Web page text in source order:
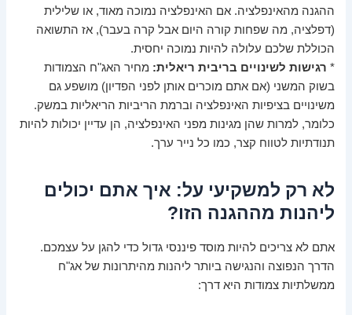
ההגנה מהאינפלציה. אם האינפלציה נמוכה מאוד, או שלילית
(דפלציה, מה שפחות קורה היום אבל קרה בעבר), אז התשואה
הכוללת שלכם עלולה להיות נמוכה יחסית.
* רגישות לשינויים בריבית ריאלית: מחיר האג"ח הצמודות
בשוק המשני (אם אתם מוכרים אותן לפני הפדיון) מושפע גם
משינויים בציפיות האינפלציה וברמת הריביות הריאליות במשק.
כלומר, למרות שהן מגינות מפני האינפלציה, הן עדיין יכולות להיות
תנודתיות לטווח קצר, כמו כל נייר ערך.
לא רק למשקיעי על: איך אתם יכולים
ליהנות מההגנה הזו?
אתם לא צריכים להיות מוסד פיננסי גדול כדי להגן על עצמכם.
הדרך הנפוצה והנגישה ביותר ליהנות מהיתרונות של אג"ח
ממשלתיות צמודות היא דרך: